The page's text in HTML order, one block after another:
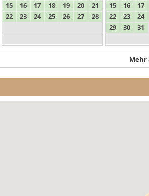
15
16 17 18 19 20
21
22
23 24 25 26 27 28
15
16 17
22
23 24
29
30 31
Mehr